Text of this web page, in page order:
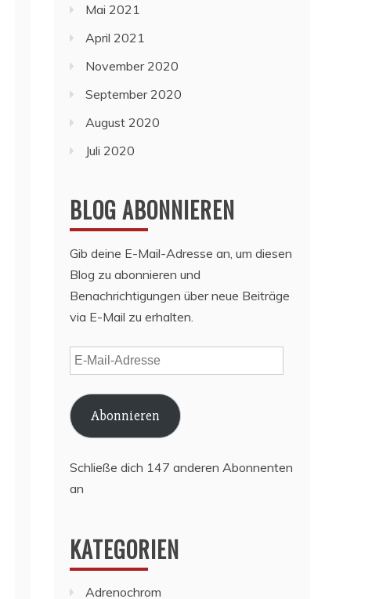
Mai 2021
April 2021
November 2020
September 2020
August 2020
Juli 2020
BLOG ABONNIEREN
Gib deine E-Mail-Adresse an, um diesen
Blog zu abonnieren und
Benachrichtigungen über neue Beiträge
via E-Mail zu erhalten.
E-
Mail-
Adresse
Abonnieren
Schließe dich 147 anderen Abonnenten
an
KATEGORIEN
Adrenochrom